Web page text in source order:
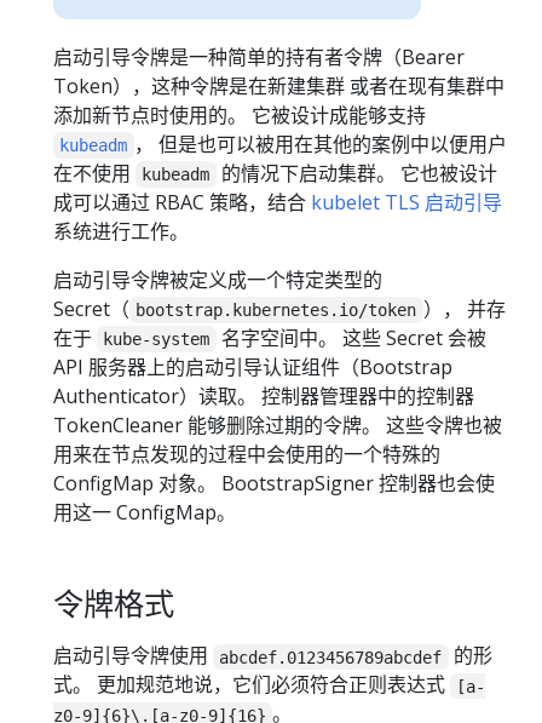
启动引导令牌是一种简单的持有者令牌（Bearer
Token），这种令牌是在新建集群 或者在现有集群中
添加新节点时使用的。 它被设计成能够支持
kubeadm ， 但是也可以被用在其他的案例中以便用户
在不使用
kubeadm
的情况下启动集群。 它也被设计
成可以通过 RBAC 策略，结合 kubelet TLS 启动引导
系统进行工作。
启动引导令牌被定义成一个特定类型的
Secret（ bootstrap.kubernetes.io/token ）， 并存
在于
kube-system
名字空间中。 这些 Secret 会被
API 服务器上的启动引导认证组件（Bootstrap
Authenticator）读取。 控制器管理器中的控制器
TokenCleaner 能够删除过期的令牌。 这些令牌也被
用来在节点发现的过程中会使用的一个特殊的
ConfigMap 对象。 BootstrapSigner 控制器也会使
用这一 ConfigMap。
令牌格式
启动引导令牌使用 abcdef.0123456789abcdef
的形
式。 更加规范地说，它们必须符合正则表达式
[a-
z0-9]{6}\.[a-z0-9]{16} 。